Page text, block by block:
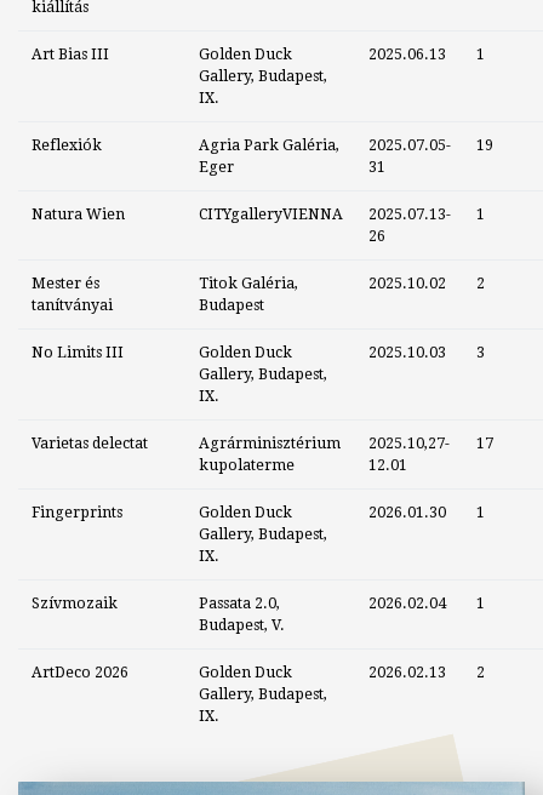
kiállítás
Art Bias III
Golden Duck
Gallery, Budapest,
IX.
2025.06.13 1
Reflexiók
Agria Park Galéria,
Eger
2025.07.05-
31
19
Natura Wien CITYgalleryVIENNA
2025.07.13-
26
1
Mester és
tanítványai
Titok Galéria,
Budapest
2025.10.02 2
No Limits III
Golden Duck
Gallery, Budapest,
IX.
2025.10.03 3
Varietas delectat
Agrárminisztérium
kupolaterme
2025.10,27-
12.01
17
Fingerprints
Golden Duck
Gallery, Budapest,
IX.
2026.01.30 1
Szívmozaik
Passata 2.0,
Budapest, V.
2026.02.04 1
ArtDeco 2026
Golden Duck
Gallery, Budapest,
IX.
2026.02.13 2